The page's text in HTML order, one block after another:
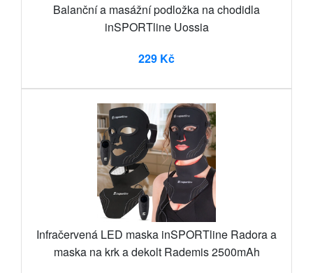
Balanční a masážní podložka na chodidla
inSPORTline Uossia
229 Kč
Infračervená LED maska inSPORTline Radora a
maska na krk a dekolt Rademis 2500mAh